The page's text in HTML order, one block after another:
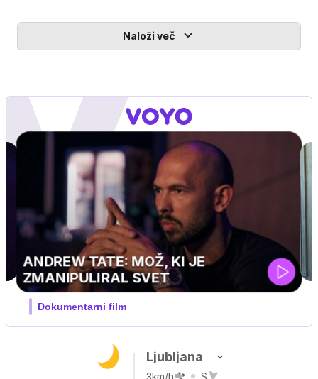
Naloži več
MOJ PRIJATELJ PINGVIN
Film meseca / družinski, pustolovski
Ljubljana
3km/h S